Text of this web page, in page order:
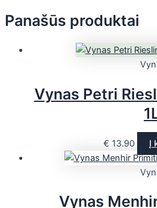
Panašūs produktai
Vynas Petri
€ 13.90 Į
Vynas